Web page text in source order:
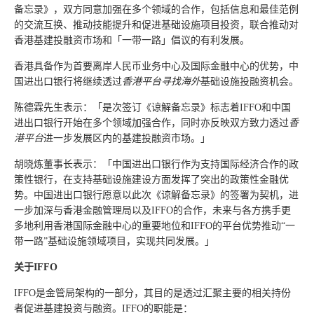
备忘录》，双方同意加强在多个领域的合作，包括信息和最佳范例
的交流互换、推动技能提升和促进基础设施项目投资，联合推动对
香港基建投融资市场和「一带一路」倡议的有利发展。
香港具备作为首要离岸人民币业务中心及国际金融中心的优势，中
国进出口银行将继续透过香港平台寻找海外基础设施投融资机会。
陈德霖先生表示：「是次签订《谅解备忘录》标志着IFFO和中国
进出口银行开始在多个领域加强合作，同时亦反映双方致力透过香
港平台进一步发展区内的基建投融资市场。」
胡晓炼董事长表示：「中国进出口银行作为支持国际经济合作的政
策性银行，在支持基础设施建设方面发挥了突出的政策性金融优
势。中国进出口银行愿意以此次《谅解备忘录》的签署为契机，进
一步加深与香港金融管理局以及IFFO的合作，未来与各方携手更
多地利用香港国际金融中心的重要地位和IFFO的平台优势推动“一
带一路”基础设施领域项目，实现共同发展。」
关于IFFO
IFFO是金管局架构的一部分，其目的是透过汇聚主要的相关持份
者促进基建投资与融资。IFFO的职能是：